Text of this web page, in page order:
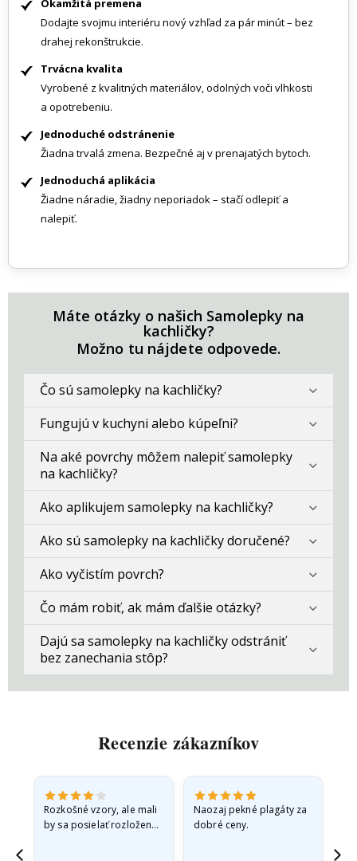
Okamžitá premena
Dodajte svojmu interiéru nový vzhľad za pár minút – bez
drahej rekonštrukcie.
Trvácna kvalita
Vyrobené z kvalitných materiálov, odolných voči vlhkosti
a opotrebeniu.
Jednoduché odstránenie
Žiadna trvalá zmena. Bezpečné aj v prenajatých bytoch.
Jednoduchá aplikácia
Žiadne náradie, žiadny neporiadok – stačí odlepiť a
nalepiť.
Máte otázky o našich Samolepky na
kachličky?
Možno tu nájdete odpovede.
Čo sú samolepky na kachličky?
Fungujú v kuchyni alebo kúpeľni?
Na aké povrchy môžem nalepiť samolepky
na kachličky?
Ako aplikujem samolepky na kachličky?
Ako sú samolepky na kachličky doručené?
Ako vyčistím povrch?
Čo mám robiť, ak mám ďalšie otázky?
Dajú sa samolepky na kachličky odstrániť
bez zanechania stôp?
Recenzie zákazníkov
Rozkošné vzory, ale mali
by sa posielať rozložené
Naozaj pekné plagáty za
dobré ceny.